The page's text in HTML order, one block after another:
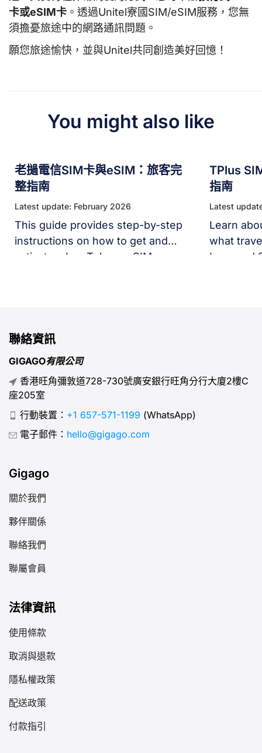
卡或eSIM卡 。透過Unitel寮國SIM/eSIM服務，您無
須擔憂旅途中的網路通訊問題。
願您旅途愉快，並與Unitel共同創造美好回憶！
You might also like
老撾電信SIM卡與eSIM：旅客完
整指南
Latest update: February 2026
This guide provides step-by-step
instructions on how to get and
activate a Lao Telecom SIM or
TPlus
指南
Latest
Learn
what
Laos and
聯絡資訊
GIGAGO有限公司
香港旺角彌敦道728-730號廣安銀行旺角分行大廈2樓C
座205室
行動裝置： +1 657-571-1199 (WhatsApp)
電子郵件： hello@gigago.com
Gigago
關於我們
夥伴關係
聯絡我們
聯屬會員
法律資訊
使用條款
取消與退款
隱私權政策
配送政策
付款指引